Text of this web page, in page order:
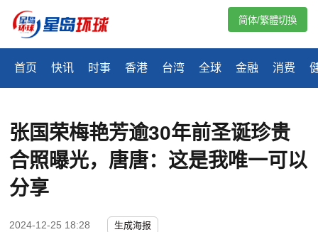
首页 快讯 时事 香港 台湾 全球 金融 消费
简体/繁體切換
张国荣梅艳芳逾30年前圣诞珍贵
合照曝光，唐唐：这是我唯一可以
分享
2024-12-25 18:28 生成海报